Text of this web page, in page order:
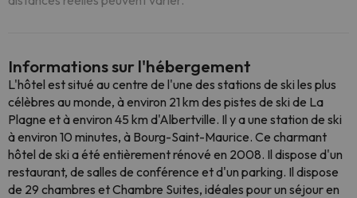
Informations sur l'hébergement
L'hôtel est situé au centre de l'une des stations de ski les plus
célèbres au monde, à environ 21 km des pistes de ski de La
Plagne et à environ 45 km d'Albertville. Il y a une station de ski
à environ 10 minutes, à Bourg-Saint-Maurice. Ce charmant
hôtel de ski a été entièrement rénové en 2008. Il dispose d'un
restaurant, de salles de conférence et d'un parking. Il dispose
de 29 chambres et Chambre Suites, idéales pour un séjour en